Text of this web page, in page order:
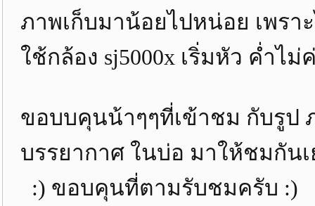
ภาพเก็บมาน้อยไปหน่อย เพรา
ใช้กล้อง sj5000x เริ่มหัว ค่ำไ
ขอบบคุนน้าๆๆที่เข้าชม กับรูป
บรรยากาศ ในบ่อ มาให้ชมกัน
:) ขอบคุนที่ตามรับชมครับ :)